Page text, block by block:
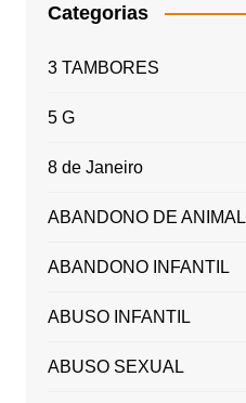
Categorias
3 TAMBORES
5 G
8 de Janeiro
ABANDONO DE ANIMAL
ABANDONO INFANTIL
ABUSO INFANTIL
ABUSO SEXUAL